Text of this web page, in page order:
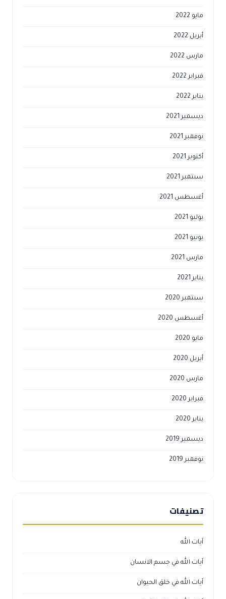
مايو 2022
أبريل 2022
مارس 2022
فبراير 2022
يناير 2022
ديسمبر 2021
نوفمبر 2021
أكتوبر 2021
سبتمبر 2021
أغسطس 2021
يوليو 2021
يونيو 2021
مارس 2021
يناير 2021
سبتمبر 2020
أغسطس 2020
مايو 2020
أبريل 2020
مارس 2020
فبراير 2020
يناير 2020
ديسمبر 2019
نوفمبر 2019
تصنيفات
آيات الله
آيات الله في جسم الانسان
آيات الله في خلق الحيوان